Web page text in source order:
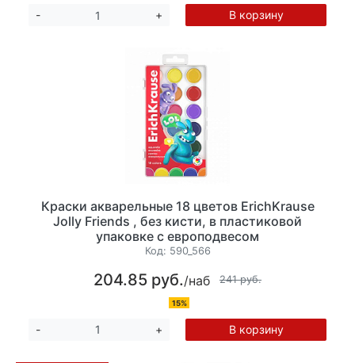
- + В корзину
Краски акварельные 18 цветов ErichKrause
Jolly Friends , без кисти, в пластиковой
упаковке с европодвесом
Код: 590_566
204.85 руб./наб 241 руб.
15%
- + В корзину